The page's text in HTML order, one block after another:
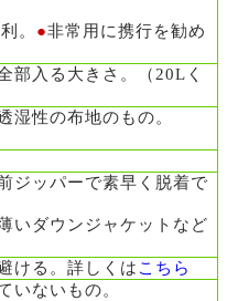
。 ●非常用に携行を勧め
部入る大きさ。（20Lく
湿性の布地のもの。
ジッパーで素早く脱着で
いダウンジャケットなど
ける。詳しくは こちら
いないもの。